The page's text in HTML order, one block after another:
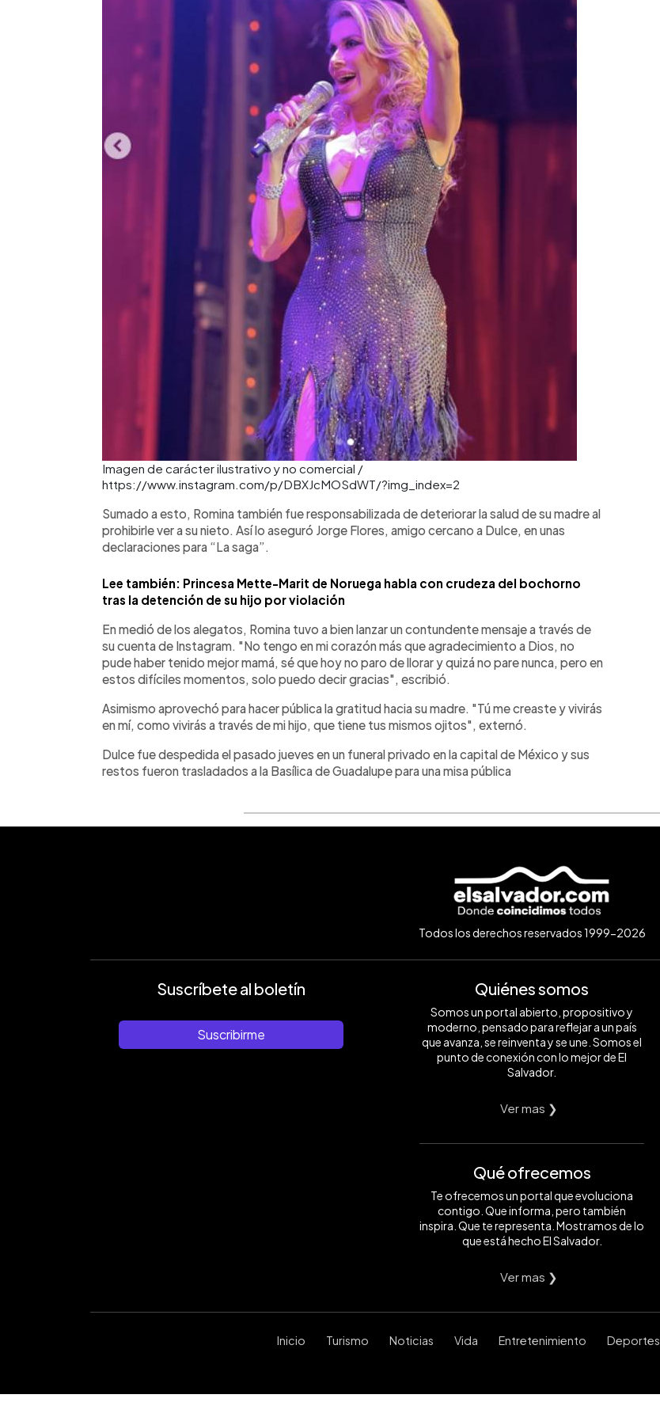
Imagen de carácter ilustrativo y no comercial /
https://www.instagram.com/p/DBXJcMOSdWT/?img_index=2
Sumado a esto, Romina también fue responsabilizada de deteriorar la salud de su madre al
prohibirle ver a su nieto. Así lo aseguró Jorge Flores, amigo cercano a Dulce, en unas
declaraciones para “La saga”.
Lee también: Princesa Mette-Marit de Noruega habla con crudeza del bochorno
tras la detención de su hijo por violación
En medió de los alegatos, Romina tuvo a bien lanzar un contundente mensaje a través de
su cuenta de Instagram. "No tengo en mi corazón más que agradecimiento a Dios, no
pude haber tenido mejor mamá, sé que hoy no paro de llorar y quizá no pare nunca, pero en
estos difíciles momentos, solo puedo decir gracias", escribió.
Asimismo aprovechó para hacer pública la gratitud hacia su madre. "Tú me creaste y vivirás
en mí, como vivirás a través de mi hijo, que tiene tus mismos ojitos", externó.
Dulce fue despedida el pasado jueves en un funeral privado en la capital de México y sus
restos fueron trasladados a la Basílica de Guadalupe para una misa pública
Todos los derechos reservados 1999-2026
Suscríbete al boletín
Suscribirme
Quiénes somos
Somos un portal abierto, propositivo y
moderno, pensado para reflejar a un país
que avanza, se reinventa y se une. Somos el
punto de conexión con lo mejor de El
Salvador.
Ver mas ❯
Qué ofrecemos
Te ofrecemos un portal que evoluciona
contigo. Que informa, pero también
inspira. Que te representa. Mostramos de lo
que está hecho El Salvador.
Ver mas ❯
Inicio Turismo Noticias Vida Entretenimiento Deportes